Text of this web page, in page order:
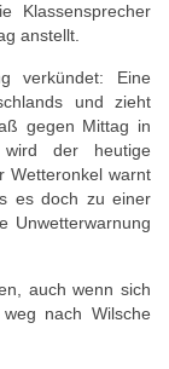
Klassensprecher
anstellt.
verkündet: Eine
und zieht
gegen Mittag in
der heutige
Wetteronkel warnt
es doch zu einer
Unwetterwarnung
auch wenn sich
nach Wilsche